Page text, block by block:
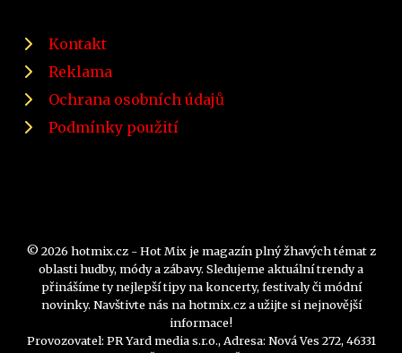
Kontakt
Reklama
Ochrana osobních údajů
Podmínky použití
© 2026 hotmix.cz - Hot Mix je magazín plný žhavých témat z
oblasti hudby, módy a zábavy. Sledujeme aktuální trendy a
přinášíme ty nejlepší tipy na koncerty, festivaly či módní
novinky. Navštivte nás na hotmix.cz a užijte si nejnovější
informace!
Provozovatel: PR Yard media s.r.o., Adresa: Nová Ves 272, 46331